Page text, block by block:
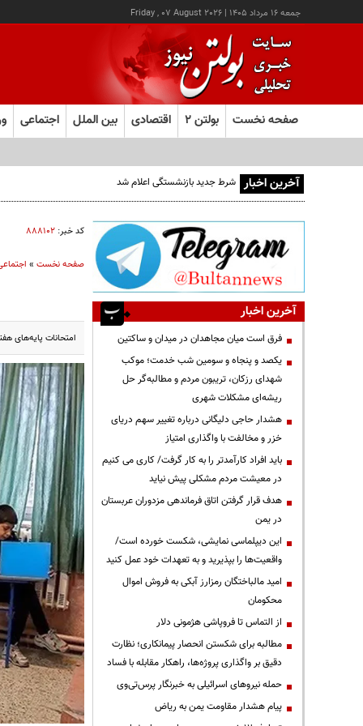
جمعه ۱۶ مرداد ۱۴۰۵ |
Friday , 07 August 2026
صفحه نخست بولتن ۲ اقتصادی بین الملل اجتماعی
آخرین اخبار شرط جدید بازنشستگی اعلام شد
کد خبر: ۸۸۸۱۰۲
صفحه نخست»
امتحانات پایه‌های
آخرین اخبار
فرق است میان مجاهدان در میدان و ساکتین
یکصد و پنجاه و سومین شب خدمت؛ موکب
شهدای رزکان، تریبون مردم و مطالبه‌گر حل
ریشه‌ای مشکلات شهری
هشدار حاجی دلیگانی درباره تغییر سهم دریای
خزر و مخالفت با واگذاری امتیاز
باید افراد کارآمدتر را به کار گرفت/ کاری می کنیم
در معیشت مردم مشکلی پیش نیاید
هدف قرار گرفتن اتاق‌ فرماندهی مزدوران عربستان
در یمن
این دیپلماسی نمایشی، شکست خورده است/
واقعیت‌ها را بپذیرید و به تعهدات خود عمل کنید
امید مالباختگان رمزارز آبکی به فروش اموال
محکومان
از التماس تا فروپاشی هژمونی دلار
مطالبه برای شکستن انحصار پیمانکاری؛ نظارت
دقیق بر واگذاری پروژه‌ها، راهکار مقابله با فساد
حمله نیروهای اسرائیلی به خبرنگار پرس‌تی‌وی
پیام هشدار مقاومت یمن به ریاض